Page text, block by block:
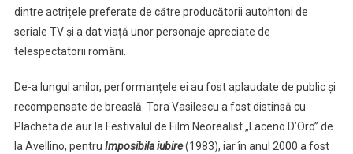
dintre actrițele preferate de către producătorii autohtoni de
seriale TV și a dat viață unor personaje apreciate de
telespectatorii români.
De-a lungul anilor, performanțele ei au fost aplaudate de public și
recompensate de breaslă. Tora Vasilescu a fost distinsă cu
Placheta de aur la Festivalul de Film Neorealist „Laceno D’Oro” de
la Avellino, pentru Imposibila iubire(1983), iar în anul 2000 a fost